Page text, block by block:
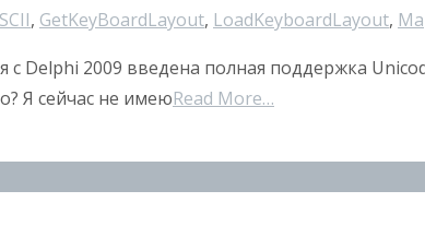
, GetKeyBoardLayout, LoadKeyboardLayout,
с Delphi 2009 введена полная поддержка
Я сейчас не имеюRead More…